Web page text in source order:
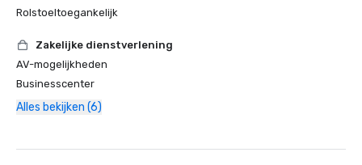
Rolstoeltoegankelijk
Zakelijke dienstverlening
AV-mogelijkheden
Businesscenter
Alles bekijken (6)